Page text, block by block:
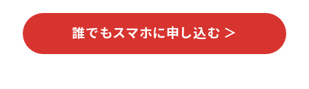
誰でもスマホに申し込む ＞